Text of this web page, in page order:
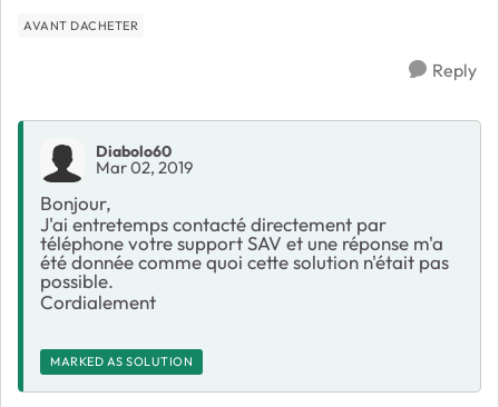
AVANT DACHETER
Reply
Diabolo60
Mar 02, 2019
Bonjour,
J'ai entretemps contacté directement par
téléphone votre support SAV et une réponse m'a
été donnée comme quoi cette solution n'était pas
possible.
Cordialement
MARKED AS SOLUTION